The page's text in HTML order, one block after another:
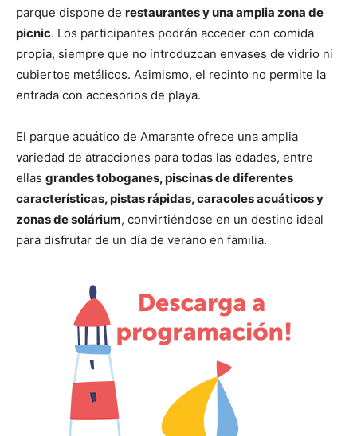
parque dispone de restaurantes y una amplia zona de
picnic. Los participantes podrán acceder con comida
propia, siempre que no introduzcan envases de vidrio ni
cubiertos metálicos. Asimismo, el recinto no permite la
entrada con accesorios de playa.
El parque acuático de Amarante ofrece una amplia
variedad de atracciones para todas las edades, entre
ellas grandes toboganes, piscinas de diferentes
características, pistas rápidas, caracoles acuáticos y
zonas de solárium, convirtiéndose en un destino ideal
para disfrutar de un día de verano en familia.